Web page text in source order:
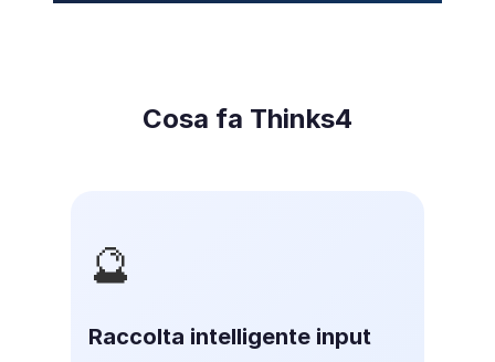
Cosa fa Thinks4
🔮
Raccolta intelligente input